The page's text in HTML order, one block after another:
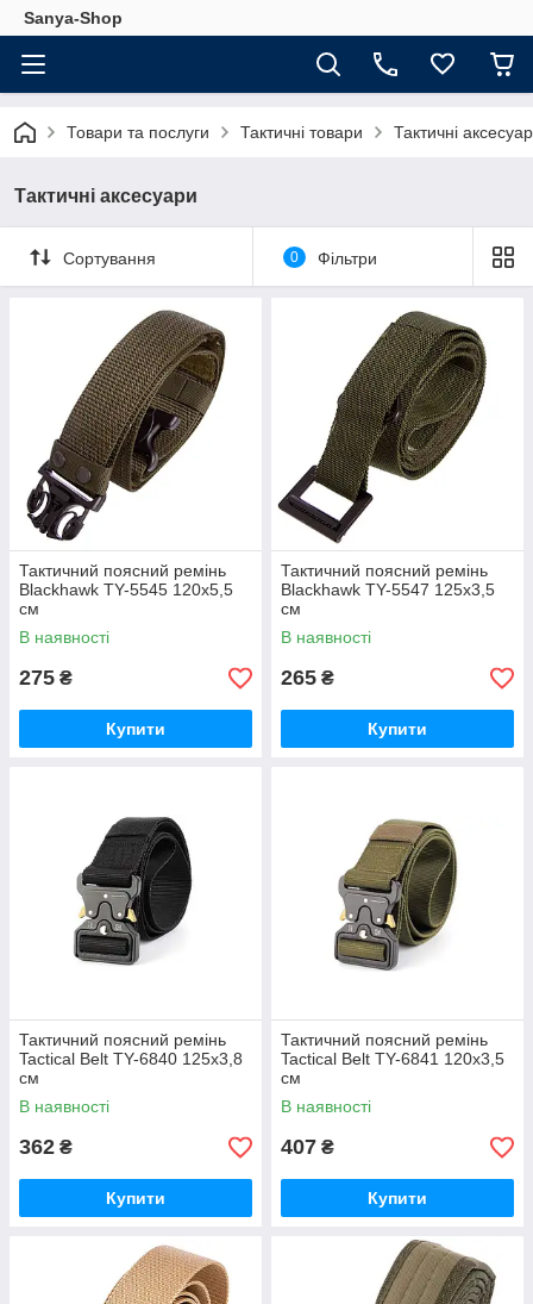
Sanya-Shop
Товари та послуги Тактичні товари Тактичні
Тактичні аксесуари
Сортування 0 Фільтри
Тактичний поясний ремінь
Blackhawk TY-5545 120x5,5
см
В наявності
275 ₴
Купити
Тактичний поясний ремінь
Blackhawk TY-5547 125x3,5
см
В наявності
265 ₴
Купити
Тактичний поясний ремінь
Tactical Belt TY-6840 125x3,8
см
В наявності
362 ₴
Купити
Тактичний поясний ремінь
Tactical Belt TY-6841 120x3,5
см
В наявності
407 ₴
Купити